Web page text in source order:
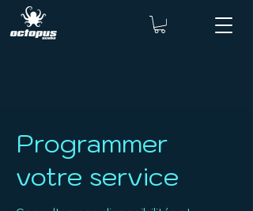
Programmer
votre service